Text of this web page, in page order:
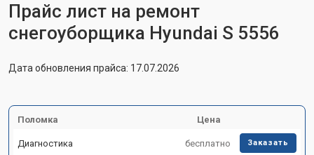
Прайс лист на ремонт
снегоуборщика Hyundai S 5556
Дата обновления прайса: 17.07.2026
Поломка Цена
Диагностика бесплатно Заказать